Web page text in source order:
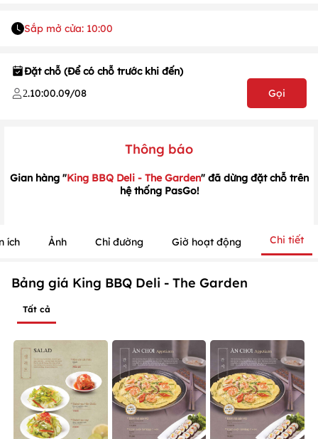
Sắp mở cửa: 10:00
Đặt chỗ (Để có chỗ trước khi đến)
2.10:00.09/08 Gọi
Thông báo
Gian hàng "King BBQ Deli - The Garden" đã dừng đặt chỗ trên
hệ thống PasGo!
ích Ảnh Chỉ đường Giờ hoạt động Chi tiết
Bảng giá King BBQ Deli - The Garden
Tất cả